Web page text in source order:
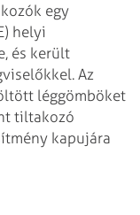
egy
helyi
és került
Az
léggömböket
tiltakozó
kapujára